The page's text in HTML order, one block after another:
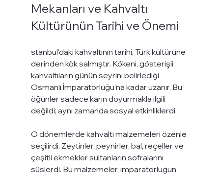
Mekanları ve Kahvaltı
Kültürünün Tarihi ve Önemi
stanbul'daki kahvaltının tarihi, Türk kültürüne
derinden kök salmıştır. Kökeni, gösterişli
kahvaltıların günün seyrini belirlediği
Osmanlı İmparatorluğu'na kadar uzanır. Bu
öğünler sadece karın doyurmakla ilgili
değildi; aynı zamanda sosyal etkinliklerdi.
O dönemlerde kahvaltı malzemeleri özenle
seçilirdi. Zeytinler, peynirler, bal, reçeller ve
çeşitli ekmekler sultanların sofralarını
süslerdi. Bu malzemeler, imparatorluğun